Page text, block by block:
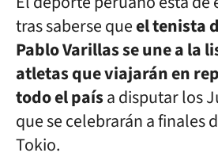
tras saberse queel tenista
Pablo Varillas se une a la
atletas que viajarán en
todo el paísa disputar los
que se celebrarán a finales
Tokio.